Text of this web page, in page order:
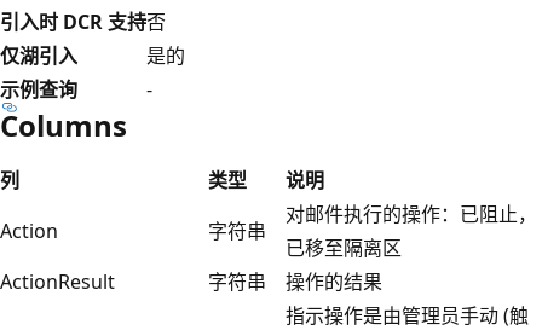
引入时 DCR 支持否
仅湖引入
是的
示例查询
-
Columns
列 类型
说明
Action
字符串
对邮件执行的操作：已阻止，
已移至隔离区
ActionResult
字符串 操作的结果
指示操作是由管理员手动 (触